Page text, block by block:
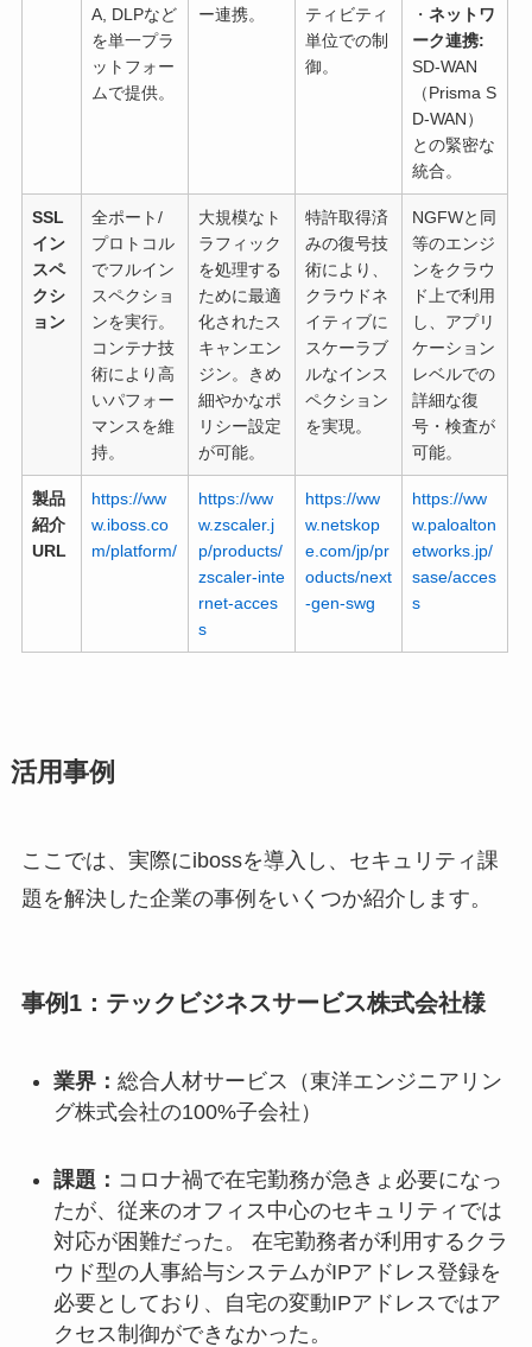
A, DLPなど
を単一プラ
ットフォー
ムで提供。
ー連携。
ティビティ
単位での制
御。
・ ネットワ
ーク連携:
SD-WAN
（Prisma S
D-WAN）
との緊密な
統合。
SSL
イン
スペ
クシ
ョン
全ポート/
プロトコル
でフルイン
スペクショ
ンを実行。
コンテナ技
術により高
いパフォー
マンスを維
持。
大規模なト
ラフィック
を処理する
ために最適
化されたス
キャンエン
ジン。きめ
細やかなポ
リシー設定
が可能。
特許取得済
みの復号技
術により、
クラウドネ
イティブに
スケーラブ
ルなインス
ペクション
を実現。
NGFWと同
等のエンジ
ンをクラウ
ド上で利用
し、アプリ
ケーション
レベルでの
詳細な復
号・検査が
可能。
製品
紹介
URL
https://ww
w.iboss.co
m/platform/
https://ww
w.zscaler.j
p/products/
zscaler-inte
rnet-acces
s
https://ww
w.netskop
e.com/jp/pr
oducts/next
-gen-swg
https://ww
w.paloalton
etworks.jp/
sase/acces
s
活用事例
ここでは、実際にibossを導入し、セキュリティ課
題を解決した企業の事例をいくつか紹介します。
事例1：テックビジネスサービス株式会社様
業界： 総合人材サービス（東洋エンジニアリン
グ株式会社の100%子会社）
課題： コロナ禍で在宅勤務が急きょ必要になっ
たが、従来のオフィス中心のセキュリティでは
対応が困難だった。 在宅勤務者が利用するクラ
ウド型の人事給与システムがIPアドレス登録を
必要としており、自宅の変動IPアドレスではア
クセス制御ができなかった。